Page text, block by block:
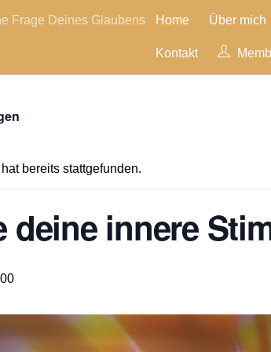
Frage Deines Glaubens Home Über mich
Kontakt
bereits stattgefunden.
deine innere